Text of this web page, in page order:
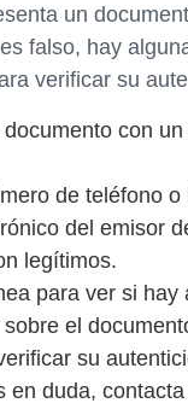
un
falso, hay
verificar su
con
de teléfono
del emisor
legítimos.
para ver si hay
el
su
en duda,